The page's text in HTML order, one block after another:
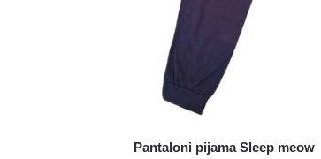
Pantaloni pijama Sleep meow